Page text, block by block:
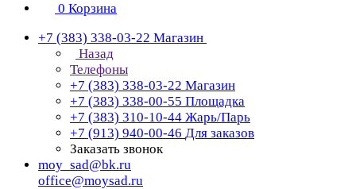
0 Корзина
+7 (383) 338-03-22 Магазин
Назад
Телефоны
+7 (383) 338-03-22 Магазин
+7 (383) 338-00-55 Площадка
+7 (383) 310-10-44 Жарь/Парь
+7 (913) 940-00-46 Для заказов
Заказать звонок
moy_sad@bk.ru
office@moysad.ru